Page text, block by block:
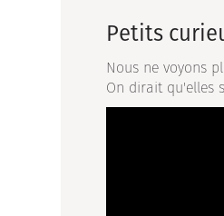
Petits
Nous ne voyons
On dirait qu'elles